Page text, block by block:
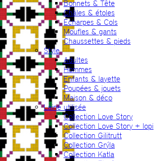
Bonnets & Tête
Châles & étoles
Echarpes & Cols
Moufles & gants
Chaussettes & pieds
Style
Adultes
Hommes
Enfants & layette
Poupées & jouets
Maison & déco
Laine utilisée
Collection Love Story
Collection Love Story + lopi
Collection Gilitrutt
Collection Grýla
Collection Katla